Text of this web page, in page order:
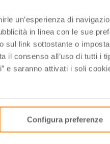
un’esperienza di
in linea con le sue
sul link sottostante o
il consenso all’uso di tutti i
e saranno attivati i soli
Configura preferenze
dove veniva utilizzato
Nel 2000
“Famoso”. Oggi è
è oggi un punto di